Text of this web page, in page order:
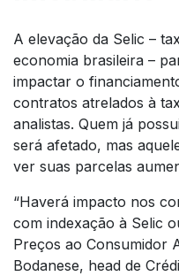
A elevação da Selic –
economia brasileira –
impactar o
contratos atrelados à
analistas. Quem já
será afetado, mas
ver suas parcelas
“Haverá impacto nos
com indexação à Selic
Preços ao Consumidor
Bodanese, head de